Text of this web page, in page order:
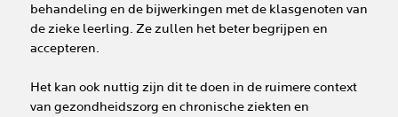
behandeling en de bijwerkingen met de klasgenoten van
de zieke leerling. Ze zullen het beter begrijpen en
accepteren.
Het kan ook nuttig zijn dit te doen in de ruimere context
van gezondheidszorg en chronische ziekten en